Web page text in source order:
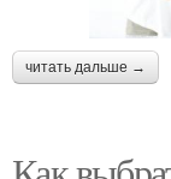
читать дальше →